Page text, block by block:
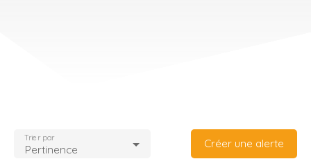
Pertinence
Trier par Créer une alerte